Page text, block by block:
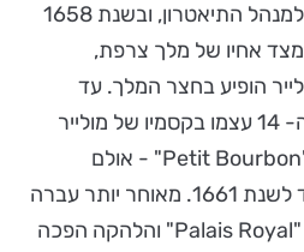
בשנת 1650 הפך מולייר למנהל התיאטרון, ובשנת 1658
אחיו של מלך צרפת,
הופיע בחצר המלך. עד
מהרה נכבש המלך לואי ה- 14 עצמו בקסמיו של מולייר
והוא העמיד לרשותו את "Petit Bourbon" - אולם
ששימש אותם להצגות עד לשנת 1661. מאוחר יותר עברה
הלהקה לאולם יותר גדול "Palais Royal" והלהקה הפכה